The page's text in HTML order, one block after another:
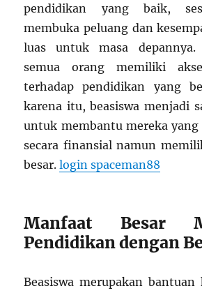
pendidikan yang baik,
membuka peluang dan
luas untuk masa
semua orang memiliki
terhadap pendidikan yang
karena itu, beasiswa menjadi
untuk membantu mereka
secara finansial namun
besar.login spaceman88
Manfaat Besar
Pendidikan dengan
Beasiswa merupakan bantuan